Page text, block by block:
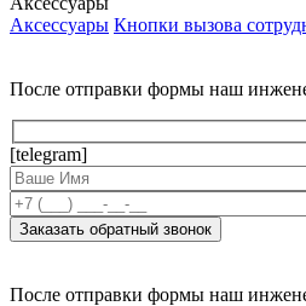
Аксессуары Кнопки вызова
После отправки формы наш
[telegram]
После отправки формы наш